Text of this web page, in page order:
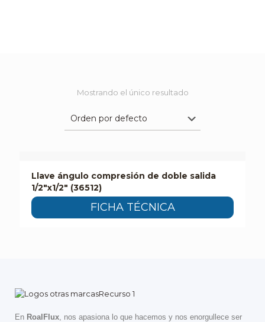
Mostrando el único resultado
Llave ángulo compresión de doble salida
1/2″x1/2″ (36512)
FICHA TÉCNICA
En RoalFlux, nos apasiona lo que hacemos y nos enorgullece ser